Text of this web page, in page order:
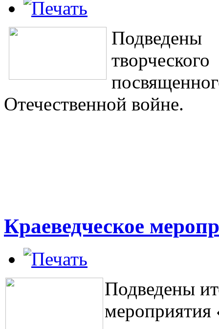
Отечественной войне.
Краеведческое
Подведены
мероприятия